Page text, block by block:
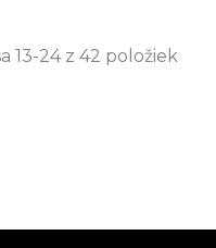
13-24 z 42 položiek